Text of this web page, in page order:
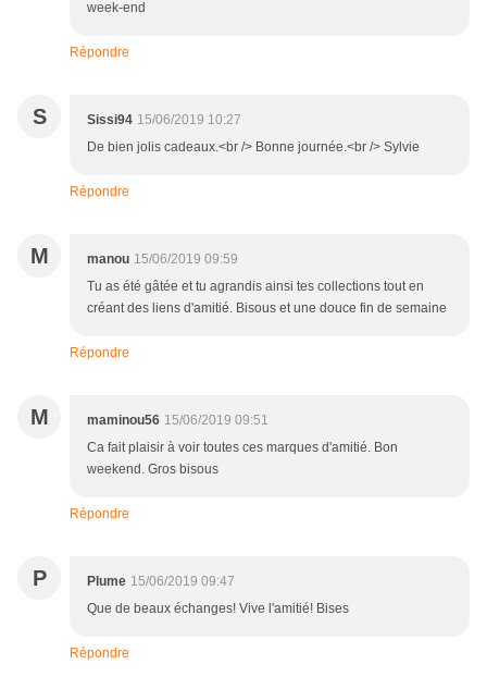
week-end
Répondre
S Sissi94 15/06/2019 10:27
De bien jolis cadeaux.<br /> Bonne journée.<br /> Sylvie
Répondre
M manou 15/06/2019 09:59
Tu as été gâtée et tu agrandis ainsi tes collections tout en
créant des liens d'amitié. Bisous et une douce fin de semaine
Répondre
M maminou56 15/06/2019 09:51
Ca fait plaisir à voir toutes ces marques d'amitié. Bon
weekend. Gros bisous
Répondre
P Plume 15/06/2019 09:47
Que de beaux échanges! Vive l'amitié! Bises
Répondre